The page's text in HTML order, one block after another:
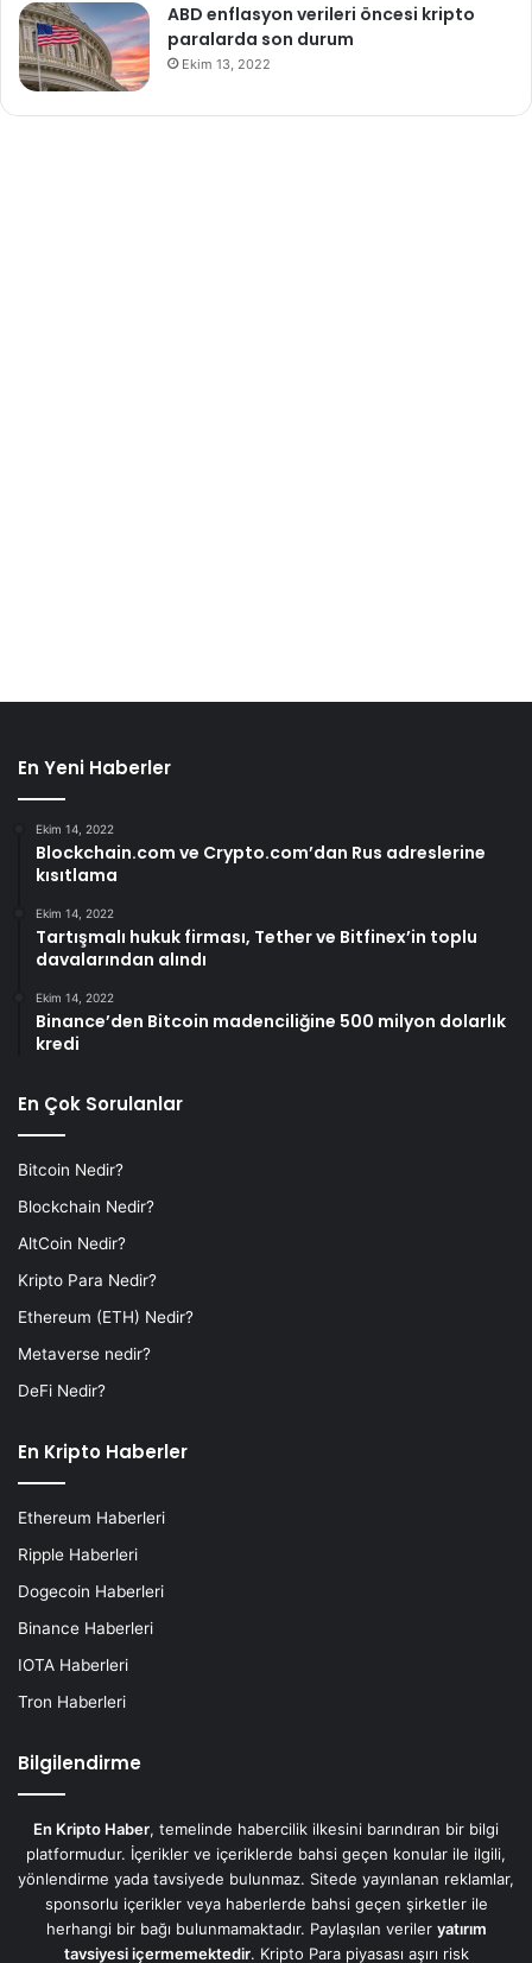
ABD enflasyon verileri öncesi kripto
paralarda son durum
Ekim 13, 2022
En Yeni Haberler
Ekim 14, 2022
Blockchain.com ve Crypto.com’dan Rus adreslerine
kısıtlama
Ekim 14, 2022
Tartışmalı hukuk firması, Tether ve Bitfinex’in toplu
davalarından alındı
Ekim 14, 2022
Binance’den Bitcoin madenciliğine 500 milyon dolarlık
kredi
En Çok Sorulanlar
Bitcoin Nedir?
Blockchain Nedir?
AltCoin Nedir?
Kripto Para Nedir?
Ethereum (ETH) Nedir?
Metaverse nedir?
DeFi Nedir?
En Kripto Haberler
Ethereum Haberleri
Ripple Haberleri
Dogecoin Haberleri
Binance Haberleri
IOTA Haberleri
Tron Haberleri
Bilgilendirme
En Kripto Haber, temelinde habercilik ilkesini barındıran bir bilgi
platformudur. İçerikler ve içeriklerde bahsi geçen konular ile ilgili,
yönlendirme yada tavsiyede bulunmaz. Sitede yayınlanan reklamlar,
sponsorlu içerikler veya haberlerde bahsi geçen şirketler ile
herhangi bir bağı bulunmamaktadır. Paylaşılan veriler yatırım
tavsiyesi içermemektedir. Kripto Para piyasası aşırı risk